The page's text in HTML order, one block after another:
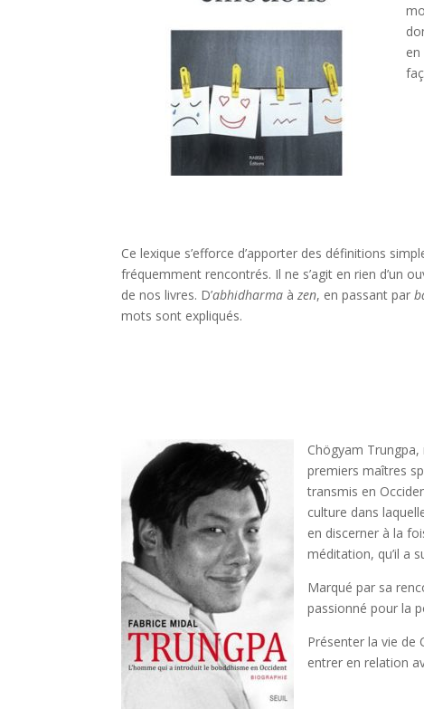
Ce lexique s’efforce d’apporter des définitions
fréquemment rencontrés. Il ne s’agit en rien d’un
de nos livres. D’abhidharma àzen, en passant par
mots sont expliqués.
Chögyam
premiers maîtres
transmis en
culture dans
en discerner à la
méditation, qu’il a
Marqué par sa
passionné pour la
Présenter la vie de
entrer en relation